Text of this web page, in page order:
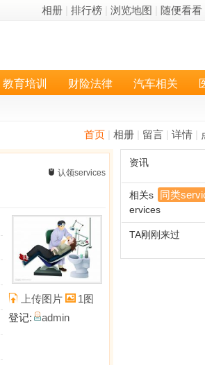
相册 排行榜 浏览地图 随便看看
教育培训 财险法律 汽车相关
首页 相册 留言 详情
认领services
上传图片
1图
登记:
admin
资讯
同类
相关s
ervices
TA刚刚来过